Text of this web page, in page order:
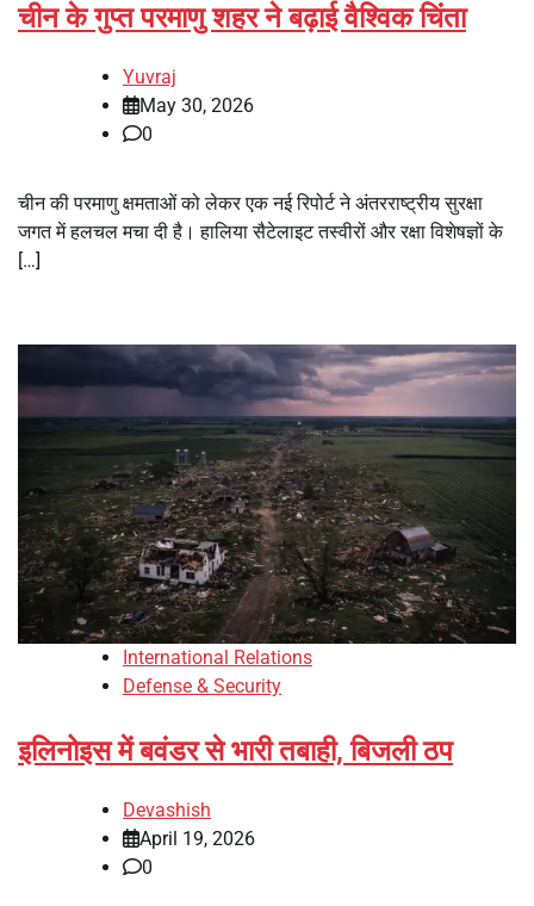
चीन के गुप्त परमाणु शहर ने बढ़ाई वैश्विक चिंता
Yuvraj
May 30, 2026
0
चीन की परमाणु क्षमताओं को लेकर एक नई रिपोर्ट ने अंतरराष्ट्रीय सुरक्षा
जगत में हलचल मचा दी है। हालिया सैटेलाइट तस्वीरों और रक्षा विशेषज्ञों के
[…]
International Relations
Defense & Security
इलिनोइस में बवंडर से भारी तबाही, बिजली ठप
Devashish
April 19, 2026
0